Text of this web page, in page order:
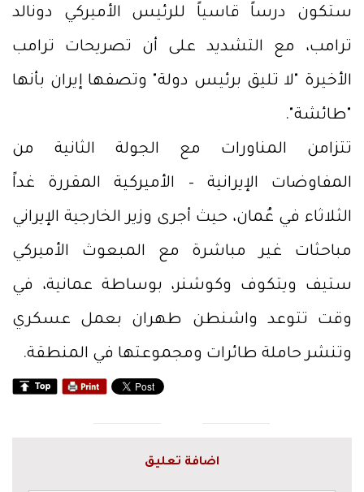
ستكون درساً قاسياً للرئيس الأميركي دونالد
ترامب، مع التشديد على أن تصريحات ترامب
الأخيرة "لا تليق برئيس دولة" وتصفها إيران بأنها
"طائشة".
تتزامن المناورات مع الجولة الثانية من
المفاوضات الإيرانية – الأميركية المقررة غداً
الثلاثاء في عُمان، حيث أجرى وزير الخارجية الإيراني
مباحثات غير مباشرة مع المبعوث الأميركي
ستيف ويتكوف وكوشنر، بوساطة عمانية، في
وقت تتوعد واشنطن طهران بعمل عسكري
وتنشر حاملة طائرات ومجموعتها في المنطقة.
اضافة تعليق